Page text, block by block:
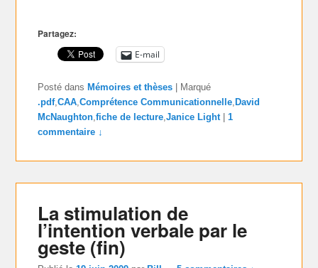
Partagez:
E-mail
Posté dans Mémoires et thèses
Marqué
.pdf,CAA,Comprétence Communicationnelle, David
McNaughton,fiche de lecture,Janice Light |1
commentaire ↓
La stimulation de
l’intention verbale par le
geste (fin)